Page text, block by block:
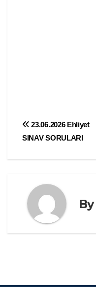
Yazı
23.06.2026 Ehliyet
SINAV SORULARI
By